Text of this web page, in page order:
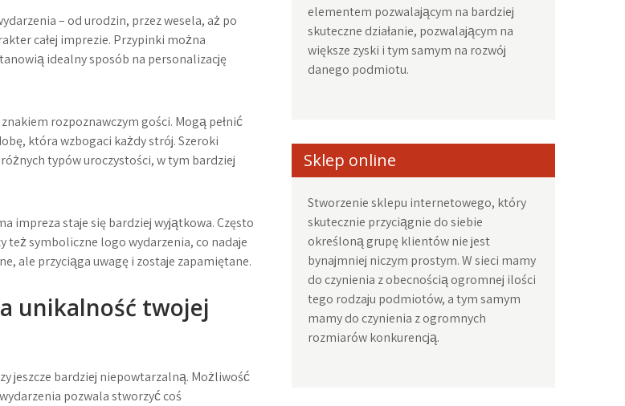
– od urodzin, przez wesela, aż po
całej imprezie. Przypinki można
idealny sposób na personalizację
rozpoznawczym gości. Mogą pełnić
która wzbogaci każdy strój. Szeroki
typów uroczystości, w tym bardziej
impreza staje się bardziej wyjątkowa. Często
też symboliczne logo wydarzenia, co nadaje
ale przyciąga uwagę i zostaje zapamiętane.
unikalność twojej
jeszcze bardziej niepowtarzalną. Możliwość
pozwala stworzyć coś
elementem pozwalającym na bardziej
skuteczne działanie, pozwalającym na
większe zyski i tym samym na rozwój
danego podmiotu.
Sklep online
Stworzenie sklepu internetowego, który
skutecznie przyciągnie do siebie
określoną grupę klientów nie jest
bynajmniej niczym prostym. W sieci mamy
do czynienia z obecnością ogromnej ilości
tego rodzaju podmiotów, a tym samym
mamy do czynienia z ogromnych
rozmiarów konkurencją.